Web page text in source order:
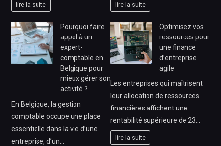
lire la suite lire la suite
Pourquoi faire
appel à un
expert-
comptable en
Belgique pour
mieux gérer son
activité ?
En Belgique, la gestion
comptable occupe une place
essentielle dans la vie d’une
entreprise, d’un…
Optimisez vos
ressources pour
une finance
d’entreprise
agile
Les entreprises qui maîtrisent
leur allocation de ressources
financières affichent une
rentabilité supérieure de 23…
lire la suite